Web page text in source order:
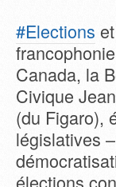
#Elections et
Canada, la
Civique
(du Figaro),
législatives
élections